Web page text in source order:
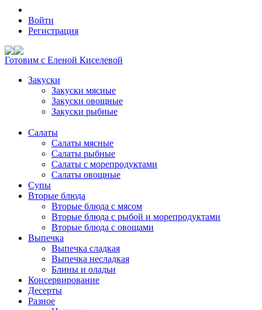
Войти
Регистрация
Готовим с Еленой Киселевой
Закуски
Закуски мясные
Закуски овощные
Закуски рыбные
Салаты
Салаты мясные
Салаты рыбные
Салаты с морепродуктами
Салаты овощные
Супы
Вторые блюда
Вторые блюда с мясом
Вторые блюда с рыбой и морепродуктами
Вторые блюда с овощами
Выпечка
Выпечка сладкая
Выпечка несладкая
Блины и оладьи
Консервирование
Десерты
Разное